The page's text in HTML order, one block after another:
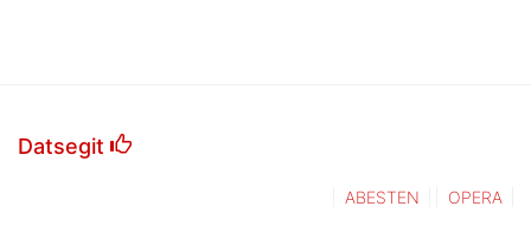
Datsegit
ABESTEN OPERA